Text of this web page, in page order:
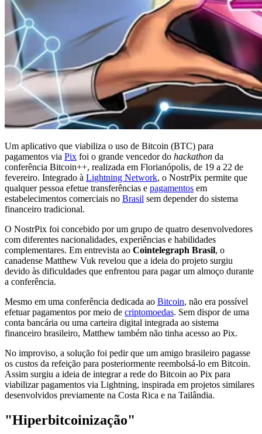
Um aplicativo que viabiliza o uso de Bitcoin (BTC) para
pagamentos via Pix foi o grande vencedor do hackathon da
conferência Bitcoin++, realizada em Florianópolis, de 19 a 22 de
fevereiro. Integrado à Lightning Network, o NostrPix permite que
qualquer pessoa efetue transferências e pagamentos em
estabelecimentos comerciais no Brasil sem depender do sistema
financeiro tradicional.
O NostrPix foi concebido por um grupo de quatro desenvolvedores
com diferentes nacionalidades, experiências e habilidades
complementares. Em entrevista ao Cointelegraph Brasil, o
canadense Matthew Vuk revelou que a ideia do projeto surgiu
devido às dificuldades que enfrentou para pagar um almoço durante
a conferência.
Mesmo em uma conferência dedicada ao Bitcoin, não era possível
efetuar pagamentos por meio de criptomoedas. Sem dispor de uma
conta bancária ou uma carteira digital integrada ao sistema
financeiro brasileiro, Matthew também não tinha acesso ao Pix.
No improviso, a solução foi pedir que um amigo brasileiro pagasse
os custos da refeição para posteriormente reembolsá-lo em Bitcoin.
Assim surgiu a ideia de integrar a rede do Bitcoin ao Pix para
viabilizar pagamentos via Lightning, inspirada em projetos similares
desenvolvidos previamente na Costa Rica e na Tailândia.
"Hiperbitcoinização"